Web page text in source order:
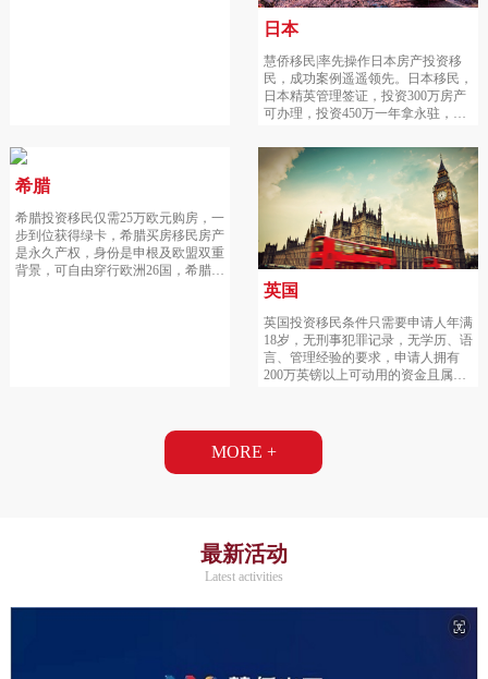
日本
慧侨移民|率先操作日本房产投资移
民，成功案例遥遥领先。日本移民，
日本精英管理签证，投资300万房产
可办理，投资450万一年拿永驻，年
希腊
希腊投资移民仅需25万欧元购房，一
步到位获得绿卡，希腊买房移民房产
是永久产权，身份是申根及欧盟双重
背景，可自由穿行欧洲26国，希腊购
英国
英国投资移民条件只需要申请人年满
18岁，无刑事犯罪记录，无学历、语
言、管理经验的要求，申请人拥有
200万英镑以上可动用的资金且属于
投资。
MORE +
最新活动
Latest activities